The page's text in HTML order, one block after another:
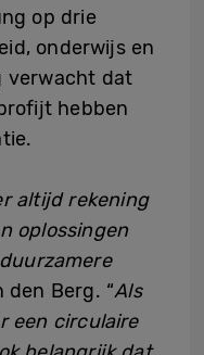
op drie
onderwijs en
verwacht dat
hebben
altijd rekening
oplossingen
den Berg. “Als
een circulaire